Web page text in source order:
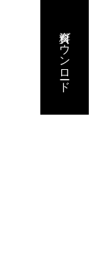
資料ダウンロード
の対談